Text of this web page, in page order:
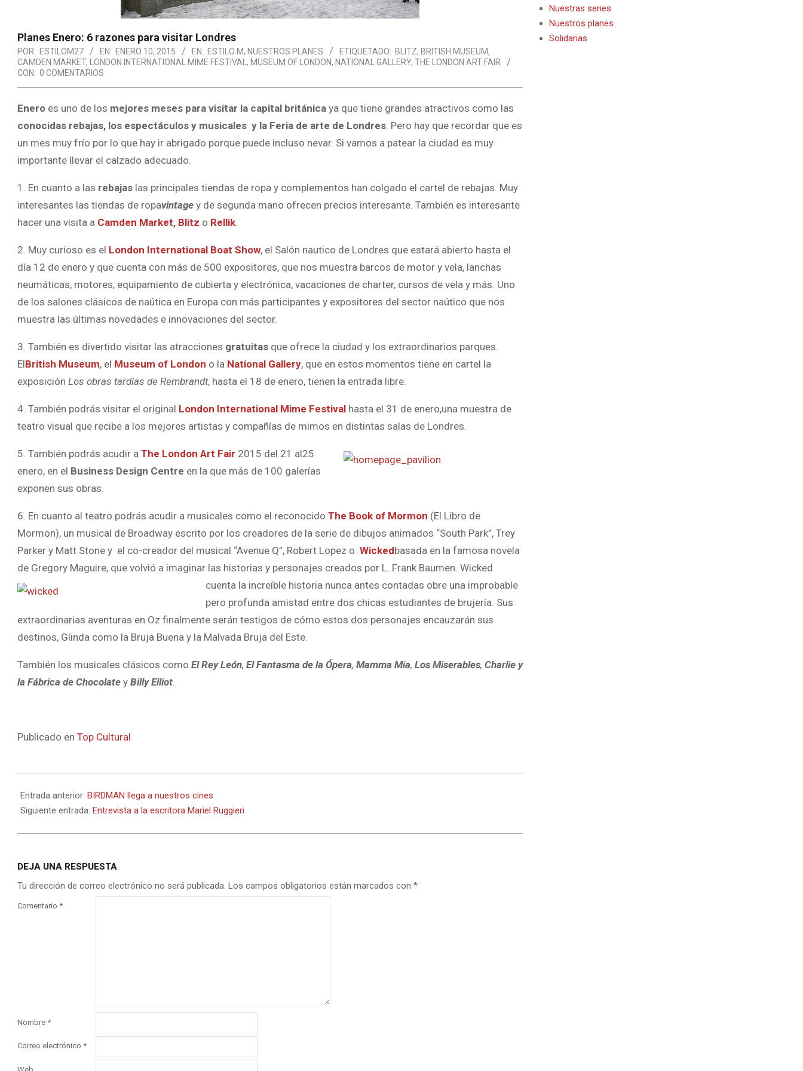
Planes Enero: 6 razones para visitar Londres
POR: ESTILOM27 EN: ENERO 10, 2015 EN: ESTILO M, NUESTROS PLANES ETIQUETADO: BLITZ, BRITISH MUSEUM,
CAMDEN MARKET, LONDON INTERNATIONAL MIME FESTIVAL , MUSEUM OF LONDON, NATIONAL GALLERY, THE LONDON ART FAIR
CON: 0 COMENTARIOS
Enero es uno de los mejores meses para visitar la capital británica ya que tiene grandes atractivos como las
conocidas rebajas, los espectáculos y musicales y la Feria de arte de Londres. Pero hay que recordar que es
un mes muy frío por lo que hay ir abrigado porque puede incluso nevar. Si vamos a patear la ciudad es muy
importante llevar el calzado adecuado.
1. En cuanto a las rebajas las principales tiendas de ropa y complementos han colgado el cartel de rebajas. Muy
interesantes las tiendas de ropavintage y de segunda mano ofrecen precios interesante. También es interesante
hacer una visita a Camden Market, Blitz o Rellik.
2. Muy curioso es el London International Boat Show, el Salón nautico de Londres que estará abierto hasta el
día 12 de enero y que cuenta con más de 500 expositores, que nos muestra barcos de motor y vela, lanchas
neumáticas, motores, equipamiento de cubierta y electrónica, vacaciones de charter, cursos de vela y más. Uno
de los salones clásicos de naútica en Europa con más participantes y expositores del sector naútico que nos
muestra las últimas novedades e innovaciones del sector.
3. También es divertido visitar las atracciones gratuitas que ofrece la ciudad y los extraordinarios parques.
ElBritish Museum, el Museum of London o la National Gallery, que en estos momentos tiene en cartel la
exposición Los obras tardías de Rembrandt, hasta el 18 de enero, tienen la entrada libre.
4. También podrás visitar el original London International Mime Festival hasta el 31 de enero,una muestra de
teatro visual que recibe a los mejores artistas y compañías de mimos en distintas salas de Londres.
5. También podrás acudir a The London Art Fair 2015 del 21 al25
enero, en el Business Design Centre en la que más de 100 galerías
exponen sus obras.
6. En cuanto al teatro podrás acudir a musicales como el reconocido The Book of Mormon (El Libro de
Mormon), un musical de Broadway escrito por los creadores de la serie de dibujos animados “South Park”, Trey
Parker y Matt Stone y el co-creador del musical “Avenue Q”, Robert Lopez o Wickedbasada en la famosa novela
de Gregory Maguire, que volvió a imaginar las historias y personajes creados por L. Frank Baumen. Wicked
cuenta la increíble historia nunca antes contadas obre una improbable
pero profunda amistad entre dos chicas estudiantes de brujería. Sus
extraordinarias aventuras en Oz finalmente serán testigos de cómo estos dos personajes encauzarán sus
destinos, Glinda como la Bruja Buena y la Malvada Bruja del Este.
También los musicales clásicos como El Rey León, El Fantasma de la Ópera, Mamma Mia, Los Miserables, Charlie y
la Fábrica de Chocolate y Billy Elliot.
Publicado en Top Cultural
01-
10
Entrada anterior: BIRDMAN llega a nuestros cines
Siguiente entrada: Entrevista a la escritora Mariel Ruggieri
DEJA UNA RESPUESTA
Tu dirección de correo electrónico no será publicada. Los campos obligatorios están marcados con *
Comentario *
Nombre *
Correo electrónico *
Nuestras series
Nuestros planes
Solidarias